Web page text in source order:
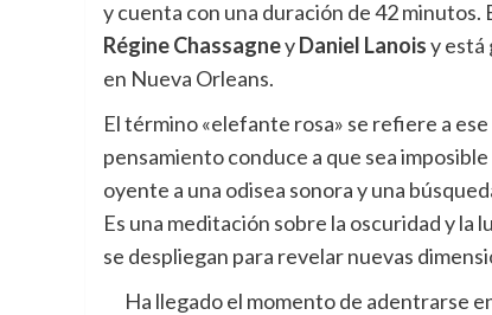
y cuenta con una duración de 42 minutos.
Régine ChassagneyDaniel Lanoisy está
en Nueva Orleans.
El término «elefante rosa» se refiere a
pensamiento conduce a que sea
oyente a una odisea sonora y una
Es una meditación sobre la oscuridad y la
se despliegan para revelar nuevas
Ha llegado el momento de adentrarse